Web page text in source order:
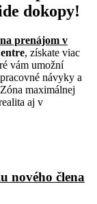
dokopy!
prenájom v
, získate viac
vám umožní
návyky a
maximálnej
aj v
nového člena